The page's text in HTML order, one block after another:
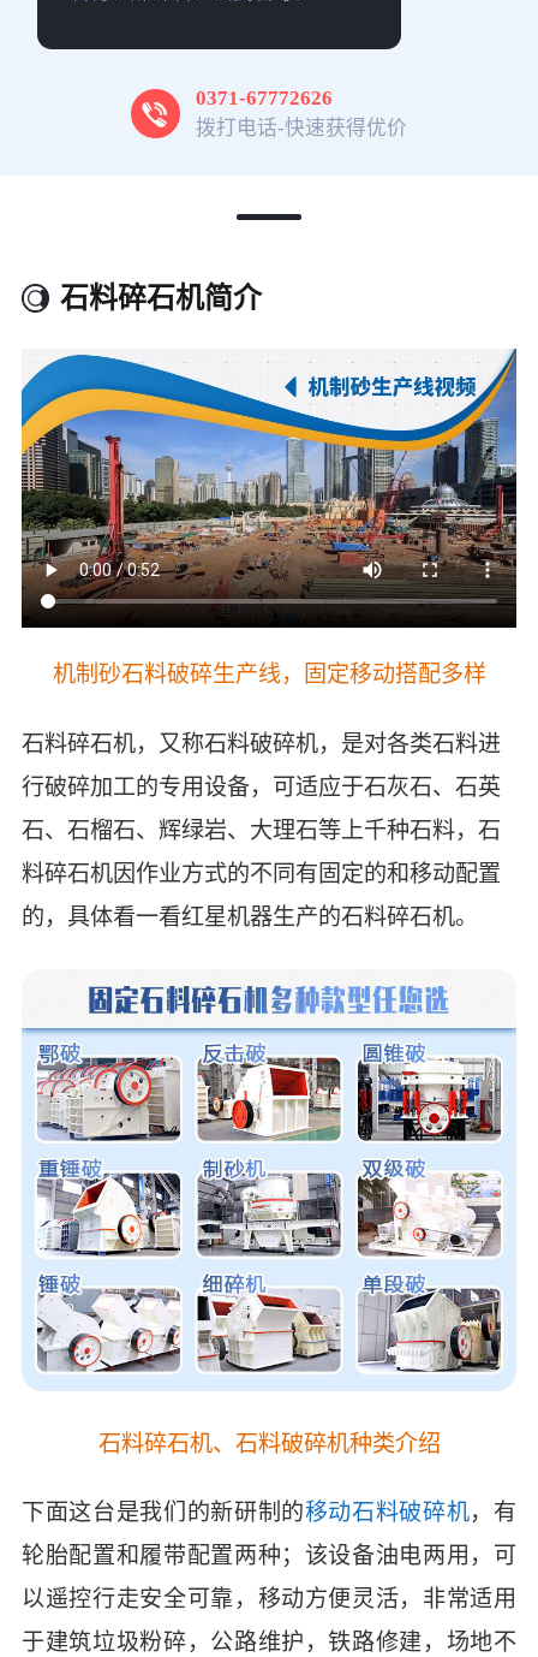
0371-67772626
拨打电话-快速获得优价
石料碎石机简介
机制砂石料破碎生产线，固定移动搭配多样
石料碎石机，又称石料破碎机，是对各类石料进
行破碎加工的专用设备，可适应于石灰石、石英
石、石榴石、辉绿岩、大理石等上千种石料，石
料碎石机因作业方式的不同有固定的和移动配置
的，具体看一看红星机器生产的石料碎石机。
石料碎石机、石料破碎机种类介绍
下面这台是我们的新研制的移动石料破碎机，有
轮胎配置和履带配置两种；该设备油电两用，可
以遥控行走安全可靠，移动方便灵活，非常适用
于建筑垃圾粉碎，公路维护，铁路修建，场地不